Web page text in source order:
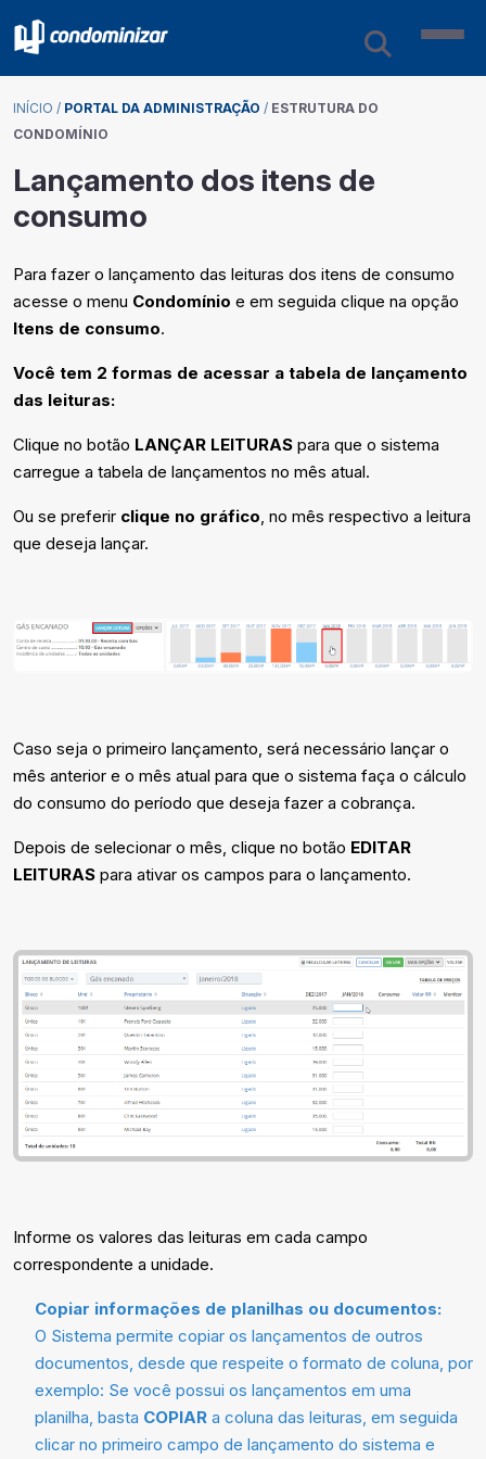
INÍCIO / PORTAL DA ADMINISTRAÇÃO / ESTRUTURA DO
CONDOMÍNIO
Lançamento dos itens de
consumo
Para fazer o lançamento das leituras dos itens de consumo
acesse o menu Condomínio e em seguida clique na opção
Itens de consumo.
Você tem 2 formas de acessar a tabela de lançamento
das leituras:
Clique no botão LANÇAR LEITURAS para que o sistema
carregue a tabela de lançamentos no mês atual.
Ou se preferir clique no gráfico, no mês respectivo a leitura
que deseja lançar.
Caso seja o primeiro lançamento, será necessário lançar o
mês anterior e o mês atual para que o sistema faça o cálculo
do consumo do período que deseja fazer a cobrança.
Depois de selecionar o mês, clique no botão EDITAR
LEITURAS para ativar os campos para o lançamento.
Informe os valores das leituras em cada campo
correspondente a unidade.
Copiar informações de planilhas ou documentos:
O Sistema permite copiar os lançamentos de outros
documentos, desde que respeite o formato de coluna, por
exemplo: Se você possui os lançamentos em uma
planilha, basta COPIAR a coluna das leituras, em seguida
clicar no primeiro campo de lançamento do sistema e